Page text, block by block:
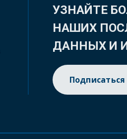
УЗНАЙТЕ
НАШИХ
ДАННЫХ И
Подписаться